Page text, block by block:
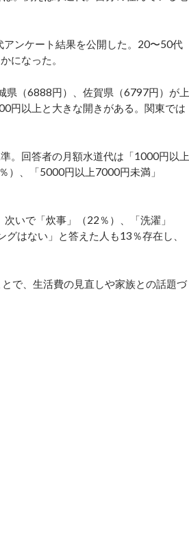
ンケート結果を公開した。20〜50代
になった。
県（6888円）、佐賀県（6797円）が上
円以上と大きな開きがある。関東では
。回答者の月額水道代は「1000円以上
、「5000円以上7000円未満」
いで「炊事」（22％）、「洗濯」
はない」と答えた人も13％存在し、
で、生活費の見直しや家族との話題づ